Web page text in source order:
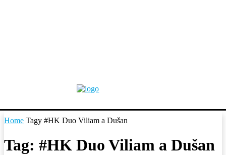
Home Tagy #HK Duo Viliam a Dušan
Tag: #HK Duo Viliam a Dušan